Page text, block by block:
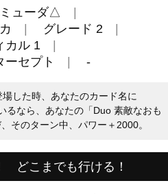
ューダ△
グレード 2
カル 1
ーセプト -
場した時、あなたのカード名に
るなら、あなたの「Duo 素敵なおも
そのターン中、パワー＋2000。
どこまでも行ける！